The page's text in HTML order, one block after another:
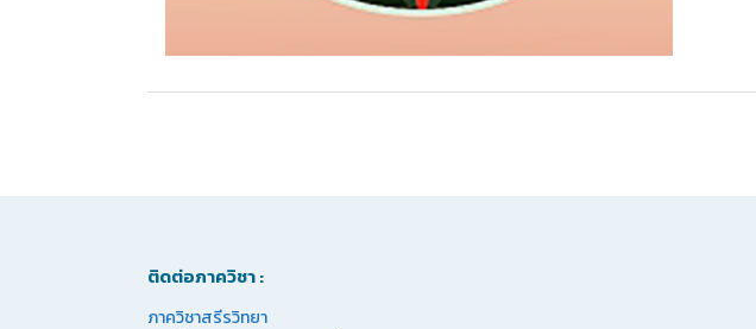
ติดต่อภาควิชา :
ภาควิชาสรีรวิทยา